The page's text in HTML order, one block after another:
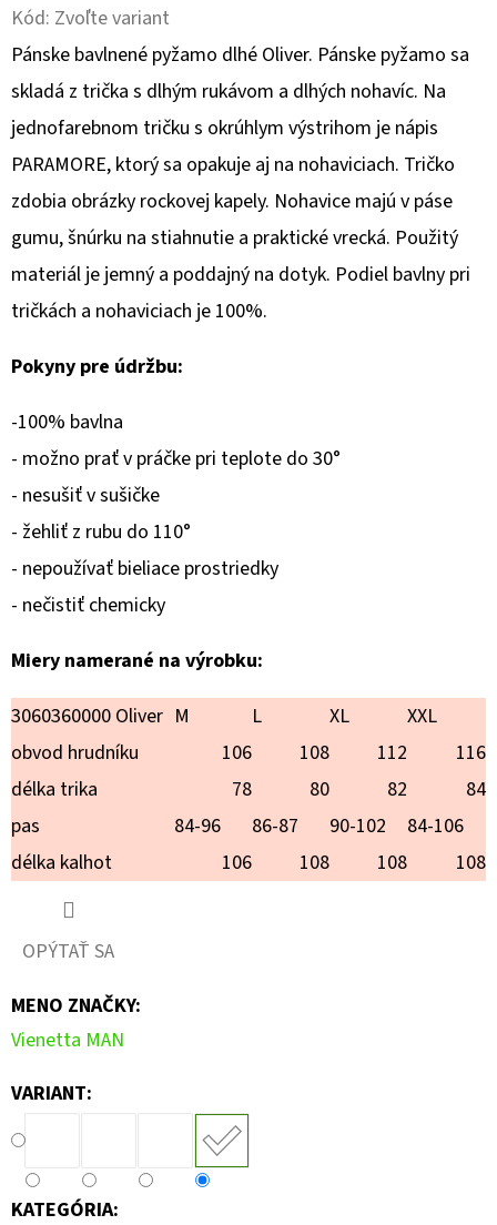
Kód: Zvoľte variant
Pánske bavlnené pyžamo dlhé Oliver. Pánske pyžamo sa
skladá z trička s dlhým rukávom a dlhých nohavíc. Na
jednofarebnom tričku s okrúhlym výstrihom je nápis
PARAMORE, ktorý sa opakuje aj na nohaviciach. Tričko
zdobia obrázky rockovej kapely. Nohavice majú v páse
gumu, šnúrku na stiahnutie a praktické vrecká. Použitý
materiál je jemný a poddajný na dotyk. Podiel bavlny pri
tričkách a nohaviciach je 100%.
Pokyny pre údržbu:
-100% bavlna
- možno prať v práčke pri teplote do 30°
- nesušiť v sušičke
- žehliť z rubu do 110°
- nepoužívať bieliace prostriedky
- nečistiť chemicky
Miery namerané na výrobku:
3060360000 Oliver M L XL
XXL
obvod hrudníku
106 108 112
116
délka trika
78 80 82
84
pas
84-96 86-87 90-102
84-106
délka kalhot
106 108 108 108
OPÝTAŤ SA
MENO ZNAČKY:
Vienetta MAN
VARIANT:
KATEGÓRIA:
R
Ú
Č
A
M
E
DÁMSKE
DOMÁCE
ŠATY
S
KRÁTKYM
GINKGO